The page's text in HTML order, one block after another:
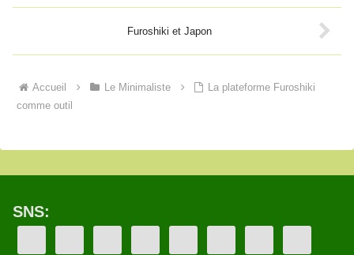
Furoshiki et Japon
Accueil Le Minimaliste
La plateforme Furoshiki
comme outil
SNS: